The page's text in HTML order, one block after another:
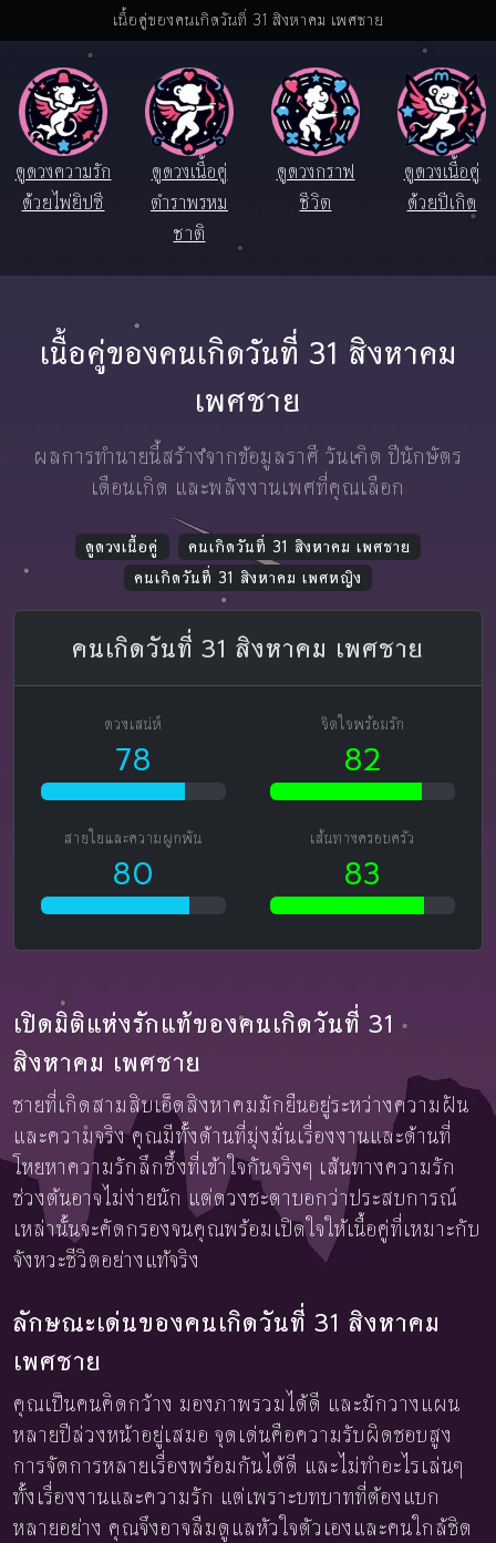
เนื้อคู่ของคนเกิดวันที่ 31 สิงหาคม เพศชาย
ดูดวงความรัก
ด้วยไพ่ยิปซี
ดูดวงเนื้อคู่
ตำราพรหม
ชาติ
ดูดวงกราฟ
ชีวิต
ดูดวงเนื้อคู่
ด้วยปีเกิด
เนื้อคู่ของคนเกิดวันที่ 31 สิงหาคม
เพศชาย
ผลการทำนายนี้สร้างจากข้อมูลราศี วันเกิด ปีนักษัตร
เดือนเกิด และพลังงานเพศที่คุณเลือก
ดูดวงเนื้อคู่
คนเกิดวันที่ 31 สิงหาคม เพศชาย
คนเกิดวันที่ 31 สิงหาคม เพศหญิง
คนเกิดวันที่ 31 สิงหาคม เพศชาย
ดวงเสน่ห์
78
จิตใจพร้อมรัก
82
สายใยและความผูกพัน
80
เส้นทางครอบครัว
83
เปิดมิติแห่งรักแท้ของคนเกิดวันที่ 31
สิงหาคม เพศชาย
ชายที่เกิดสามสิบเอ็ดสิงหาคมมักยืนอยู่ระหว่างความฝัน
และความจริง คุณมีทั้งด้านที่มุ่งมั่นเรื่องงานและด้านที่
โหยหาความรักลึกซึ้งที่เข้าใจกันจริงๆ เส้นทางความรัก
ช่วงต้นอาจไม่ง่ายนัก แต่ดวงชะตาบอกว่าประสบการณ์
เหล่านั้นจะคัดกรองจนคุณพร้อมเปิดใจให้เนื้อคู่ที่เหมาะกับ
จังหวะชีวิตอย่างแท้จริง
ลักษณะเด่นของคนเกิดวันที่ 31 สิงหาคม
เพศชาย
คุณเป็นคนคิดกว้าง มองภาพรวมได้ดี และมักวางแผน
หลายปีล่วงหน้าอยู่เสมอ จุดเด่นคือความรับผิดชอบสูง
การจัดการหลายเรื่องพร้อมกันได้ดี และไม่ทำอะไรเล่นๆ
ทั้งเรื่องงานและความรัก แต่เพราะบทบาทที่ต้องแบก
หลายอย่าง คุณจึงอาจลืมดูแลหัวใจตัวเองและคนใกล้ชิด